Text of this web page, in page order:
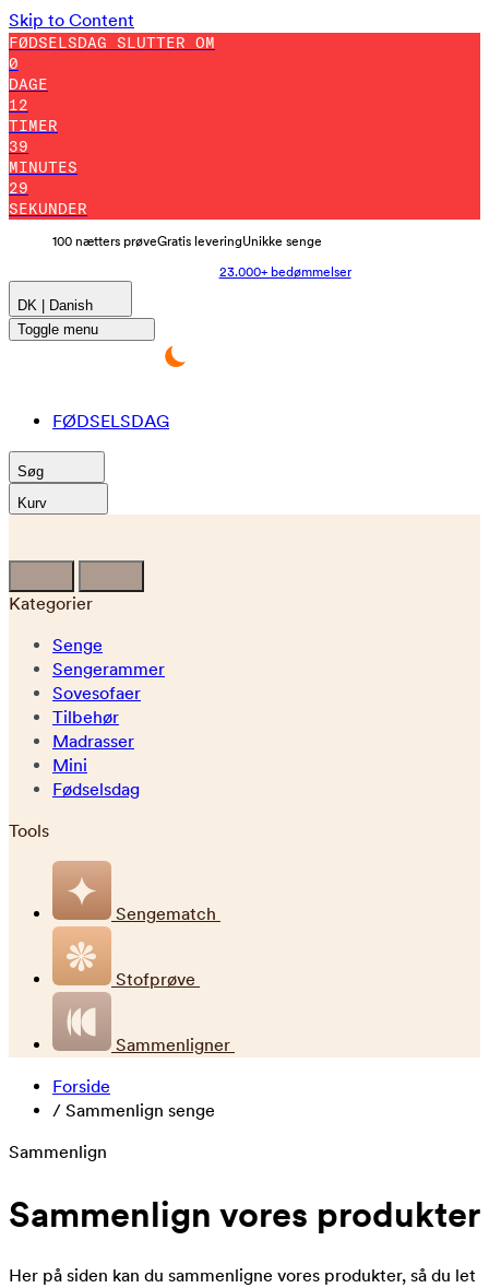
Skip to Content
FØDSELSDAG SLUTTER OM
0
DAGE
12
TIMER
39
MINUTES
28
SEKUNDER
100 nætters prøveGratis leveringUnikke senge
23.000+ bedømmelser
DK | Danish
Toggle menu
FØDSELSDAG
Søg
Kurv
Kategorier
Senge
Sengerammer
Sovesofaer
Tilbehør
Madrasser
Mini
Fødselsdag
Tools
Sengematch
Stofprøve
Sammenligner
Forside
/ Sammenlign senge
Sammenlign
Sammenlign vores produkter
Her på siden kan du sammenligne vores produkter, så du let